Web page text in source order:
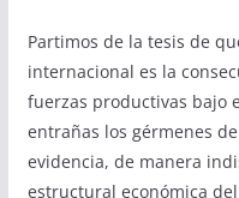
Partimos de la tesis de
internacional es la
fuerzas productivas bajo
entrañas los gérmenes
evidencia, de manera
estructural económica